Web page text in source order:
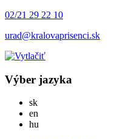
02/21 29 22 10
urad@kralovaprisenci.sk
Výber jazyka
skSlovensky
en
hu